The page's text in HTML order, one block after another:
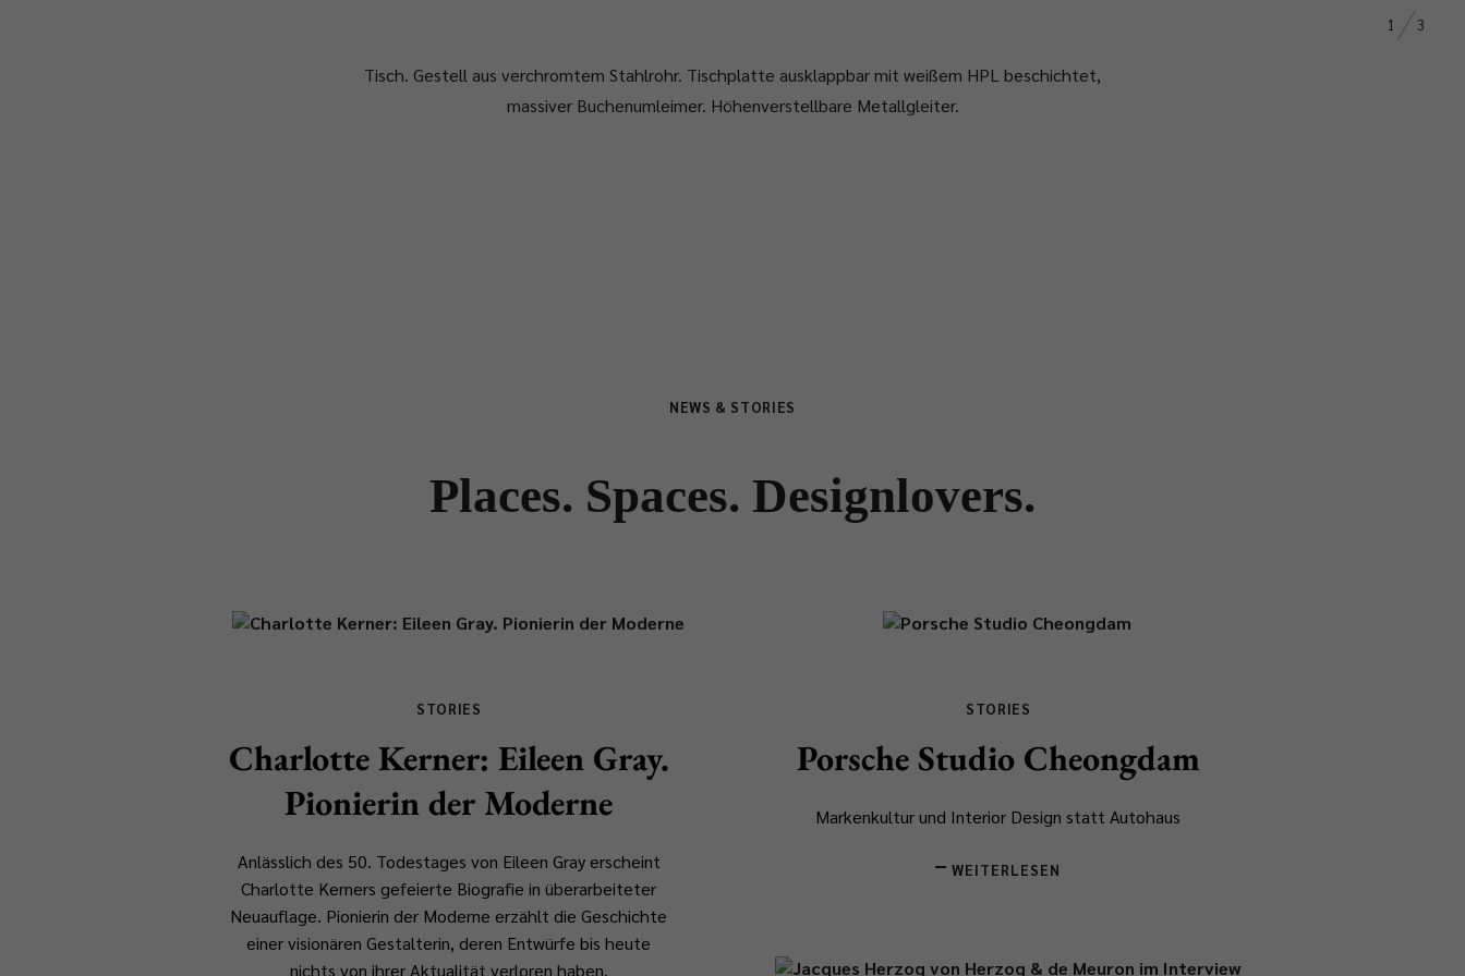
1 3
Tisch. Gestell aus verchromtem Stahlrohr. Tischplatte ausklappbar mit weißem HPL beschichtet,
massiver Buchenumleimer. Höhenverstellbare Metallgleiter.
NEWS & STORIES
Places. Spaces. Designlovers.
STORIES
Charlotte Kerner: Eileen Gray.
Pionierin der Moderne
Anlässlich des 50. Todestages von Eileen Gray erscheint
Charlotte Kerners gefeierte Biografie in überarbeiteter
Neuauflage. Pionierin der Moderne erzählt die Geschichte
einer visionären Gestalterin, deren Entwürfe bis heute
nichts von ihrer Aktualität verloren haben.
STORIES
Porsche Studio Cheongdam
Markenkultur und Interior Design statt Autohaus
WEITERLESEN